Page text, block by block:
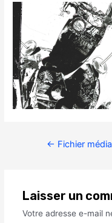
← Fichier
Laisser un
Votre adresse e-mail